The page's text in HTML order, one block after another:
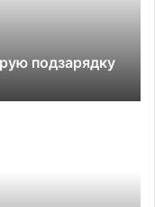
подзарядку